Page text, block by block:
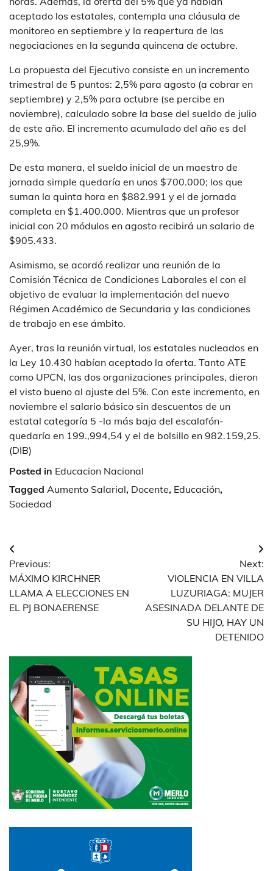
aceptado los estatales, contempla una cláusula de
monitoreo en septiembre y la reapertura de las
negociaciones en la segunda quincena de octubre.
La propuesta del Ejecutivo consiste en un incremento
trimestral de 5 puntos: 2,5% para agosto (a cobrar en
septiembre) y 2,5% para octubre (se percibe en
noviembre), calculado sobre la base del sueldo de julio
de este año. El incremento acumulado del año es del
25,9%.
De esta manera, el sueldo inicial de un maestro de
jornada simple quedaría en unos $700.000; los que
suman la quinta hora en $882.991 y el de jornada
completa en $1.400.000. Mientras que un profesor
inicial con 20 módulos en agosto recibirá un salario de
$905.433.
Asimismo, se acordó realizar una reunión de la
Comisión Técnica de Condiciones Laborales el con el
objetivo de evaluar la implementación del nuevo
Régimen Académico de Secundaria y las condiciones
de trabajo en ese ámbito.
Ayer, tras la reunión virtual, los estatales nucleados en
la Ley 10.430 habían aceptado la oferta. Tanto ATE
como UPCN, las dos organizaciones principales, dieron
el visto bueno al ajuste del 5%. Con este incremento, en
noviembre el salario básico sin descuentos de un
estatal categoría 5 -la más baja del escalafón-
quedaría en 199.,994,54 y el de bolsillo en 982.159,25.
(DIB)
Posted in Educacion Nacional
Tagged Aumento Salarial, Docente, Educación,
Sociedad
Navegación
de
entradas
Previous:
MÁXIMO KIRCHNER
LLAMA A ELECCIONES EN
EL PJ BONAERENSE
Next:
VIOLENCIA EN VILLA
LUZURIAGA: MUJER
ASESINADA DELANTE DE
SU HIJO, HAY UN
DETENIDO